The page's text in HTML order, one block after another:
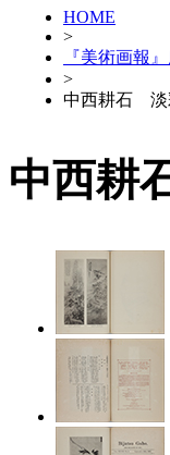
HOME
>
『美術画報
>
中西耕石 淡
中西耕